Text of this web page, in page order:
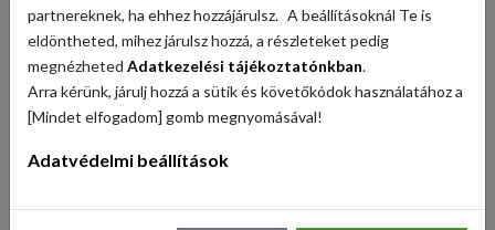
partnereknek, ha ehhez hozzájárulsz. A beállításoknál Te is
eldöntheted, mihez járulsz hozzá, a részleteket pedig
megnézheted Adatkezelési tájékoztatónkban.
Arra kérünk, járulj hozzá a sütik és követőkódok használatához a
[Mindet elfogadom] gomb megnyomásával!
Adatvédelmi beállítások
VISSZA